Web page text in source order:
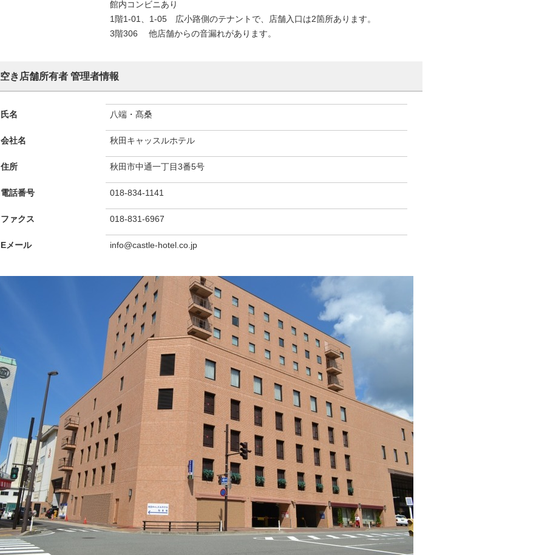
館内コンビニあり
1階1-01、1-05 広小路側のテナントで、店舗入口は2箇所あります。
3階306 他店舗からの音漏れがあります。
空き店舗所有者 管理者情報
氏名 八端・髙桑
会社名 秋田キャッスルホテル
住所 秋田市中通一丁目3番5号
電話番号 018-834-1141
ファクス 018-831-6967
Eメール info@castle-hotel.co.jp